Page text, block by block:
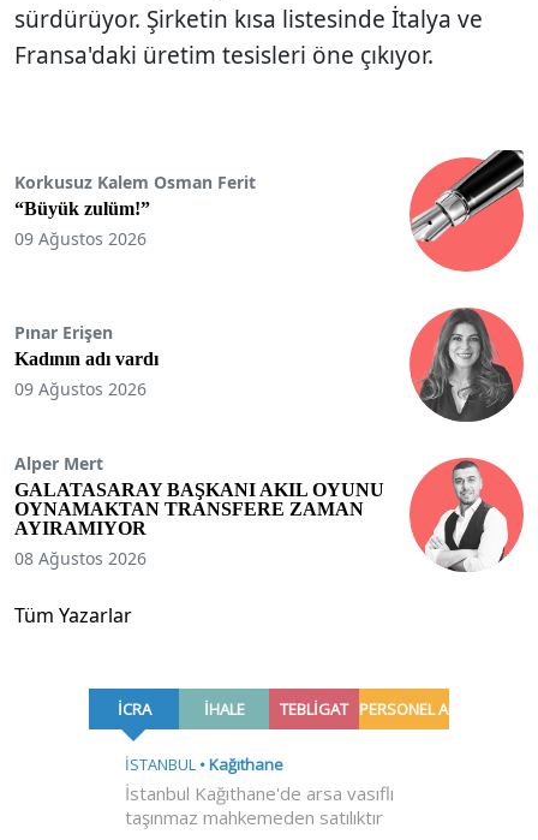
sürdürüyor. Şirketin kısa listesinde İtalya ve
Fransa'daki üretim tesisleri öne çıkıyor.
Korkusuz Kalem Osman Ferit
“Büyük zulüm!”
09 Ağustos 2026
Pınar Erişen
Kadının adı vardı
09 Ağustos 2026
Alper Mert
GALATASARAY BAŞKANI AKIL OYUNU
OYNAMAKTAN TRANSFERE ZAMAN
AYIRAMIYOR
08 Ağustos 2026
Tüm Yazarlar